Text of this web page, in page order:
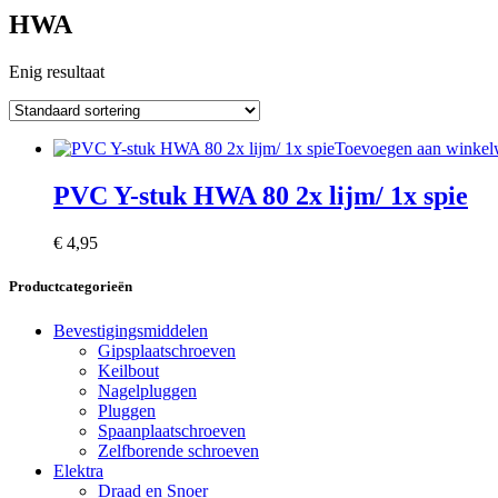
HWA
Enig resultaat
Toevoegen aan
PVC Y-stuk HWA 80 2x lijm/ 1x spie
€ 4,95
Productcategorieën
Bevestigingsmiddelen
Gipsplaatschroeven
Keilbout
Nagelpluggen
Pluggen
Spaanplaatschroeven
Zelfborende schroeven
Elektra
Draad en Snoer